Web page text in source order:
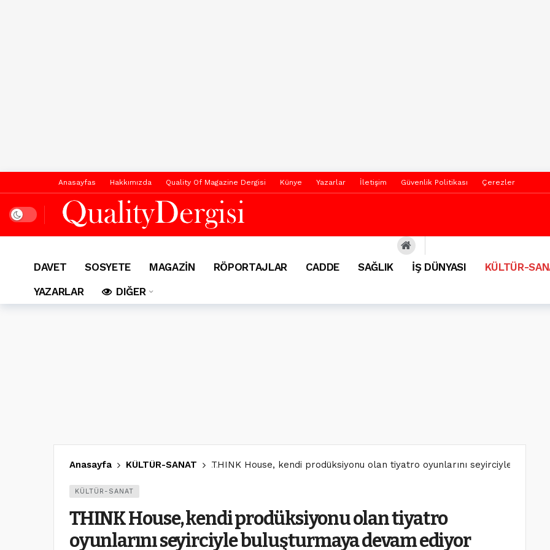
Anasayfas Hakkımızda Quality Of Magazine Dergisi Künye Yazarlar İletişim Güvenlik Politikası Çerezler
Dark mode
DAVET SOSYETE MAGAZİN RÖPORTAJLAR CADDE SAĞLIK İŞ DÜNYASI KÜLTÜR-
YAZARLAR
DIĞER
Anasayfa KÜLTÜR-SANAT THINK House, kendi prodüksiyonu olan tiyatro oyunlarını seyirciyle
KÜLTÜR-SANAT
THINK House, kendi prodüksiyonu olan tiyatro
oyunlarını seyirciyle buluşturmaya devam ediyor